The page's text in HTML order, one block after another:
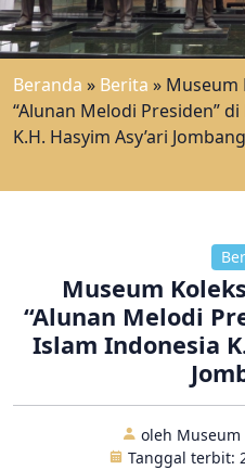
Beranda » Berita » Museum
“Alunan Melodi Presiden”
K.H. Hasyim Asy’ari Jombang
Museum
“Alunan Melodi
Islam Indonesia
oleh
Tanggal terbit: